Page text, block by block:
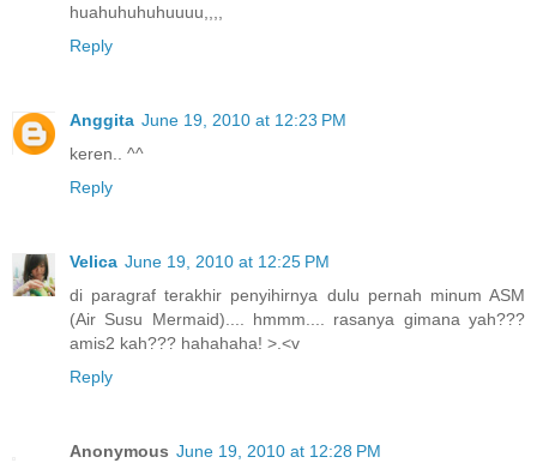
huahuhuhuhuuuu,,,,
Reply
Anggita June 19, 2010 at 12:23 PM
keren.. ^^
Reply
Velica June 19, 2010 at 12:25 PM
di paragraf terakhir penyihirnya dulu pernah minum ASM
(Air Susu Mermaid).... hmmm.... rasanya gimana yah???
amis2 kah??? hahahaha! >.<v
Reply
Anonymous June 19, 2010 at 12:28 PM